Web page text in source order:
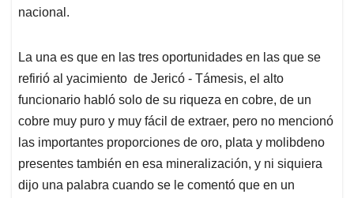
nacional.
La una es que en las tres oportunidades en las que se
refirió al yacimiento de Jericó - Támesis, el alto
funcionario habló solo de su riqueza en cobre, de un
cobre muy puro y muy fácil de extraer, pero no mencionó
las importantes proporciones de oro, plata y molibdeno
presentes también en esa mineralización, y ni siquiera
dijo una palabra cuando se le comentó que en un